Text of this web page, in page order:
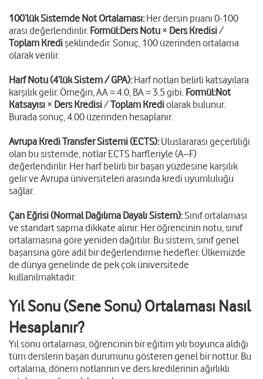
100’lük Sistemde Not Ortalaması:Her dersin puanı 0-100
arası değerlendirilir. Formül:Ders Notu × Ders Kredisi/
Toplam Kredi şeklindedir. Sonuç, 100 üzerinden ortalama
olarak verilir.
Harf Notu (4’lük Sistem / GPA):Harf notları belirli katsayılara
karşılık gelir. Örneğin, AA = 4.0, BA = 3.5 gibi. Formül:Not
Katsayısı × Ders Kredisi/Toplam Krediolarak bulunur.
Burada sonuç, 4.00 üzerinden hesaplanır.
Avrupa Kredi Transfer Sistemi (ECTS):Uluslararası geçerliliği
olan bu sistemde, notlar ECTS harfleriyle (A–F)
değerlendirilir. Her harf belirli bir başarı yüzdesine karşılık
gelir ve Avrupa üniversiteleri arasında kredi uyumluluğu
sağlar.
Çan Eğrisi (Normal Dağılıma Dayalı Sistem):Sınıf ortalaması
ve standart sapma dikkate alınır. Her öğrencinin notu, sınıf
ortalamasına göre yeniden dağıtılır. Bu sistem, sınıf genel
başarısına göre adil bir değerlendirme hedefler. Ülkemizde
de dünya genelinde de pek çok üniversitede
kullanılmaktadır.
Yıl Sonu (Sene Sonu) Ortalaması Nasıl
Hesaplanır?
Yıl sonu ortalaması, öğrencinin bir eğitim yılı boyunca aldığı
tüm derslerin başarı durumunu gösteren genel bir nottur. Bu
ortalama, dönem notlarının ve ders kredilerinin ağırlıklı